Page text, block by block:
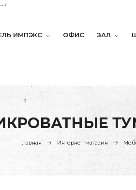
>
ИМПЭКС ОФИС ЗАЛ
Главная Интернет-магазин